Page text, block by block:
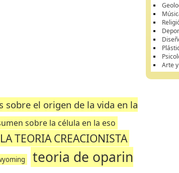
sobre el origen de la vida en la
sobre la célula en la eso
TEORIA CREACIONISTA
teoria de oparin
Arte